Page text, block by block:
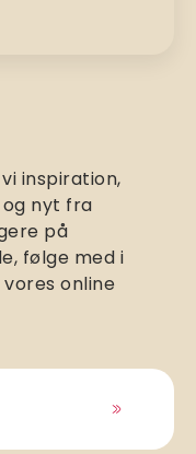
inspiration,
nyt fra
på
følge med i
online